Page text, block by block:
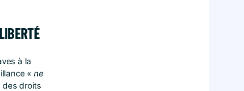
à la
« ne
des droits